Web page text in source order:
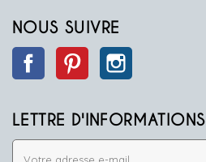
NOUS SUIVRE
Facebook Pinterest
LETTRE D'INFORMATIONS